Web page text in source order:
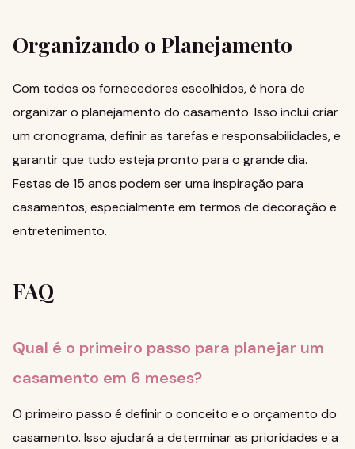
Organizando o Planejamento
Com todos os fornecedores escolhidos, é hora de
organizar o planejamento do casamento. Isso inclui criar
um cronograma, definir as tarefas e responsabilidades, e
garantir que tudo esteja pronto para o grande dia.
Festas de 15 anos podem ser uma inspiração para
casamentos, especialmente em termos de decoração e
entretenimento.
FAQ
Qual é o primeiro passo para planejar um
casamento em 6 meses?
O primeiro passo é definir o conceito e o orçamento do
casamento. Isso ajudará a determinar as prioridades e a